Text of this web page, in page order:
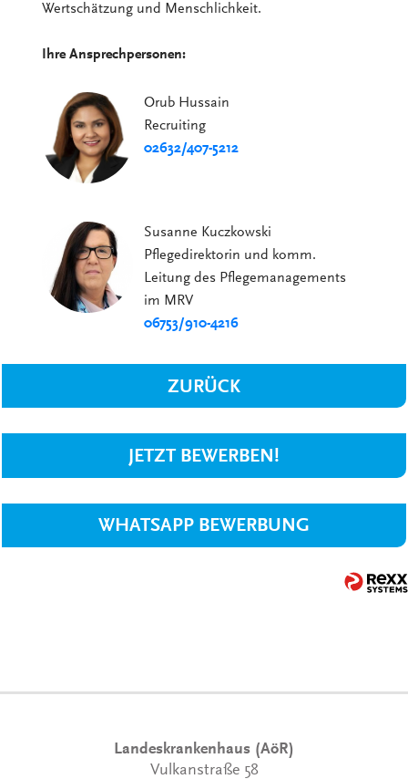
Wertschätzung und Menschlichkeit.
Ihre Ansprechpersonen:
Orub Hussain
Recruiting
02632/407-5212
Susanne Kuczkowski
Pflegedirektorin und komm.
Leitung des Pflegemanagements
im MRV
06753/910-4216
ZURÜCK
JETZT BEWERBEN!
WHATSAPP BEWERBUNG
Landeskrankenhaus (AöR)
Vulkanstraße 58